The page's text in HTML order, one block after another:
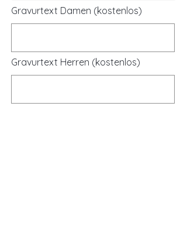
Gravurtext Damen (kostenlos)
Gravurtext Herren (kostenlos)